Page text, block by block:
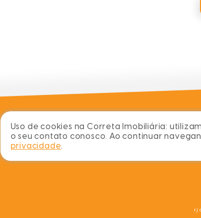
rj
Uso de cookies na Correta Imobiliária:
o seu contato conosco. Ao continuar
privacidade.